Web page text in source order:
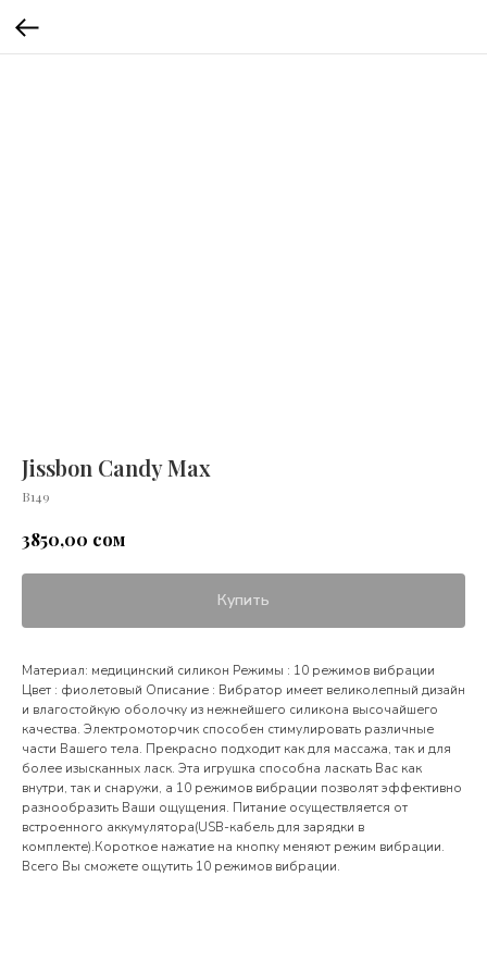
Jissbon Candy Max
В149
3850,00 сом
Купить
Материал: медицинский силикон Режимы : 10 режимов вибрации
Цвет : фиолетовый Описание : Вибратор имеет великолепный дизайн
и влагостойкую оболочку из нежнейшего силикона высочайшего
качества. Электромоторчик способен стимулировать различные
части Вашего тела. Прекрасно подходит как для массажа, так и для
более изысканных ласк. Эта игрушка способна ласкать Вас как
внутри, так и снаружи, а 10 режимов вибрации позволят эффективно
разнообразить Ваши ощущения. Питание осуществляется от
встроенного аккумулятора(USB-кабель для зарядки в
комплекте).Короткое нажатие на кнопку меняют режим вибрации.
Всего Вы сможете ощутить 10 режимов вибрации.